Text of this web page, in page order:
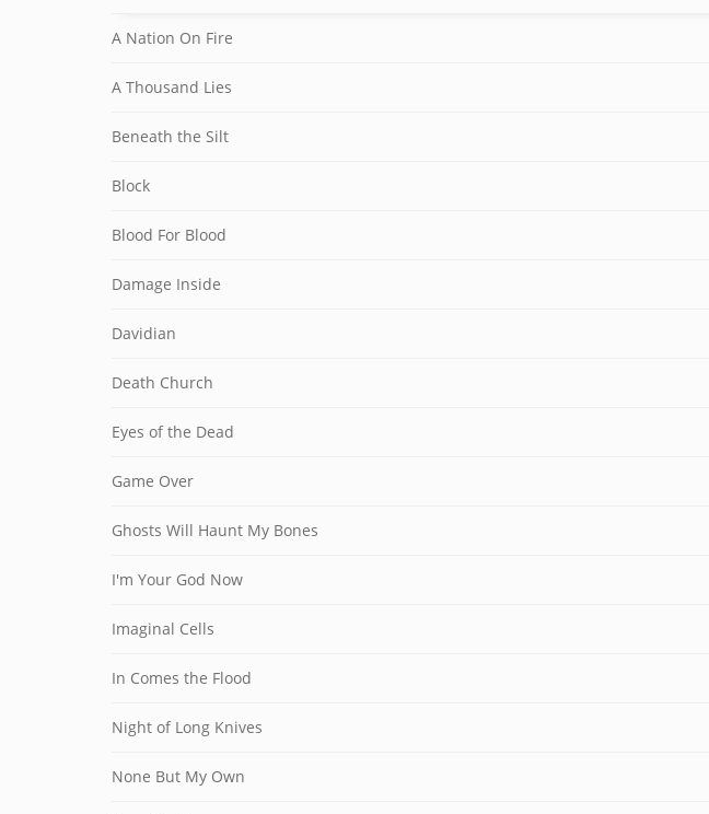
A Nation On Fire
A Thousand Lies
Beneath the Silt
Block
Blood For Blood
Damage Inside
Davidian
Death Church
Eyes of the Dead
Game Over
Ghosts Will Haunt My Bones
I'm Your God Now
Imaginal Cells
In Comes the Flood
Night of Long Knives
None But My Own